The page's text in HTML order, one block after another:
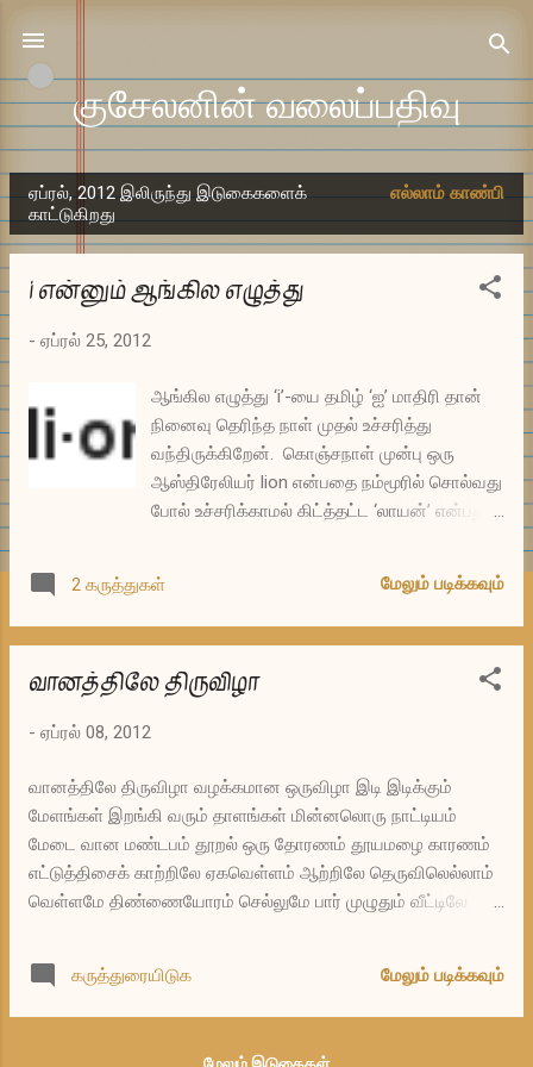
குசேலனின் வலைப்பதிவு
இ
டு
கை
ள்
ஏப்ரல், 2012 இலிருந்து இடுகைகளைக்
காட்டுகிறது
எல்லாம் காண்பி
i என்னும் ஆங்கில எழுத்து
- ஏப்ரல் 25, 2012
ஆங்கில எழுத்து ‘i’-யை தமிழ் ‘ஐ’ மாதிரி தான்
நினைவு தெரிந்த நாள் முதல் உச்சரித்து
வந்திருக்கிறேன். கொஞ்சநாள் முன்பு ஒரு
ஆஸ்திரேலியர் lion என்பதை நம்மூரில் சொல்வது
போல் உச்சரிக்காமல் கிட்த்தட்ட ‘லாயன்’ என்பது
வந்திருக்கிறேன் என்பது விளங்கியது. hi என்பது
‘ஹை’ அல்ல ‘ஹாய்’ என்பது நம் பலருக்குத்
தெரியாதென்றால் இனிமேல் அதை ‘hai’ என்று
அழுத்திப் பாருங்கள்). இதைப் போலவே தான்
biology என்ற வார்த்தையிலும் i-க்கு நாம்
பொதுவாக வேண்டிய அளவு அழுத்தம்
கொடுப்பதில்லை. இது மாதிரி சின்னச்சின்ன
விஷயங்கள் நாம் பேசும் ஆங்கிலத்தில் பெரிய
ஆச்சர்யம் தரும் விஷயம்.
2 கருத்துகள் மேலும் படிக்கவும்
வானத்திலே திருவிழா
- ஏப்ரல் 08, 2012
வானத்திலே திருவிழா வழக்கமான ஒருவிழா இடி இடிக்கும்
மேளங்கள் இறங்கி வரும் தாளங்கள் மின்னலொரு நாட்டியம்
மேடை வான மண்டபம் தூறல் ஒரு தோரணம் தூயமழை காரணம்
எட்டுத்திசைக் காற்றிலே ஏகவெள்ளம் ஆற்றிலே தெருவிலெல்லாம்
வெள்ளமே திண்ணையோரம் செல்லுமே பார் முழுதும் வீட்டிலே
ஆடுமே திறந்தவெளி வேடிக்கை ஆண்டு தோறும் வாடிக்கை
கருத்துரையிடுக மேலும் படிக்கவும்